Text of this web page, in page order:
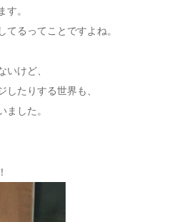
す。
てるってことですよね。
いけど、
したりする世界も、
ました。